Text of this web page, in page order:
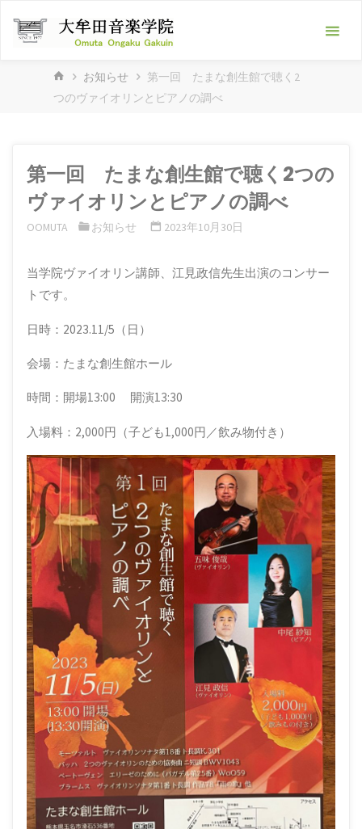
音
院
-ピ
ア
ノ
室･
タ
ー
(福
岡
県
大
牟
市)
HOMEお知らせ
第一回 たまな創生館で聴く2
つのヴァイオリンとピアノの調べ
第一回 たまな創生館で聴く2つの
ヴァイオリンとピアノの調べ
OOMUTA お知らせ 2023年10月30日
当学院ヴァイオリン講師、江見政信先生出演のコンサー
トです。
日時：2023.11/5（日）
会場：たまな創生館ホール
時間：開場13:00 開演13:30
入場料：2,000円（子ども1,000円／飲み物付き）